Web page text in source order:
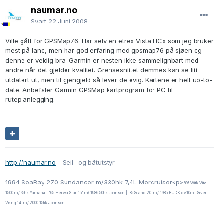
naumar.no
Svart 22.Juni.2008
Ville gått for GPSMap76. Har selv en etrex Vista HCx som jeg bruker
mest på land, men har god erfaring med gpsmap76 på sjøen og
denne er veldig bra. Garmin er nesten ikke sammelignbart med
andre når det gjelder kvalitet. Grensesnittet demmes kan se litt
utdatert ut, men til gjengjeld så lever de evig. Kartene er helt up-to-
date. Anbefaler Garmin GPSMap kartprogram for PC til
ruteplanlegging.
http://naumar.no - Seil- og båtutstyr
1994 SeaRay 270 Sundancer m/330hk 7,4L Mercruiser<p> '86 With Vital
1500 m/ 35hk Yamaha | '65 Herwa Star 15' m/ 1986 50hk Johnson | '85 Scand 20' m/ 1985 BUCK dv10m | Silver
Viking 14' m/ 2000 15hk Johnson